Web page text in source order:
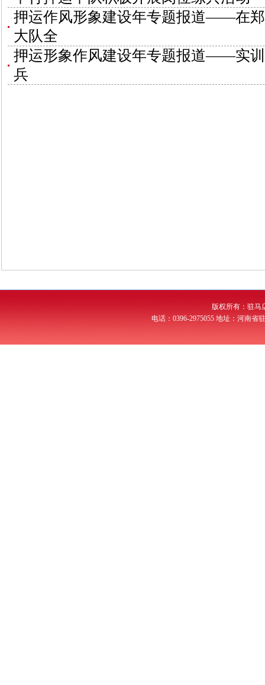
押运作风形象建设年专题报道——在
大队全
押运形象作风建设年专题报道——实
兵
版权所有：驻马
电话：0396-2975055 地址：河南省